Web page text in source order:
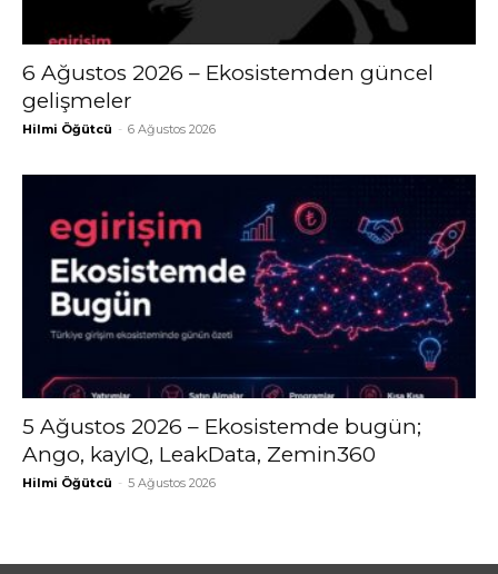
6 Ağustos 2026 – Ekosistemden güncel
gelişmeler
Hilmi Öğütcü - 6 Ağustos 2026
5 Ağustos 2026 – Ekosistemde bugün;
Ango, kayIQ, LeakData, Zemin360
Hilmi Öğütcü - 5 Ağustos 2026